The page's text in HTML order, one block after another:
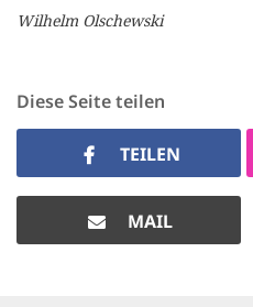
Wilhelm Olschewski
Diese Seite teilen
TEILEN
MAIL